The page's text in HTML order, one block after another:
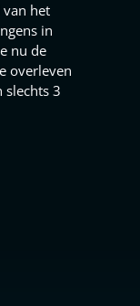
van het
in
nu de
overleven
slechts 3